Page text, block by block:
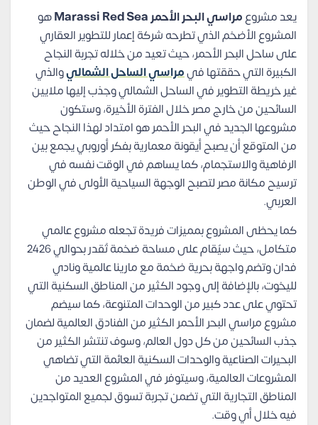
يعد مشروعمراسي البحر الأحمر Marassi Red Sea
هو
المشروع الأضخم الذي تطرحه شركة إعمار للتطوير العقاري
على ساحل البحر الأحمر، حيث تعيد من خلاله تجربة النجاح
الكبيرة التي حققتها فيمراسي الساحل الشماليوالذي
غير خريطة التطوير في الساحل الشمالي وجذب إليها ملايين
السائحين من خارج مصر خلال الفترة الأخيرة، وستكون
مشروعها الجديد في البحر الأحمر هو امتداد لهذا النجاح حيث
من المتوقع أن يصبح أيقونة معمارية بفكر أوروبي يجمع بين
الرفاهية والاستجمام، كما يساهم في الوقت نفسه في
ترسيح مكانة مصر لتصبح الوجهة السياحية الأولى في الوطن
العربي.
كما يحظى المشروع بمميزات فريدة تجعله مشروع عالمي
متكامل، حيث سيُقام على مساحة ضخمة تُقدر بحوالي 2426
فدان وتضم واجهة بحرية ضخمة مع مارينا عالمية ونادي
لليخوت، بالإضافة إلى وجود الكثير من المناطق السكنية التي
تحتوي على عدد كبير من الوحدات المتنوعة، كما سيضم
مشروع مراسي البحر الأحمر الكثير من الفنادق العالمية لضمان
جذب السائحين من كل دول العالم، وسوف تنتشر الكثير من
البحيرات الصناعية والوحدات السكنية العائمة التي تضاهي
المشروعات العالمية، وسيتوفر في المشروع العديد من
المناطق التجارية التي تضمن تجربة تسوق لجميع المتواجدين
فيه خلال أي وقت.